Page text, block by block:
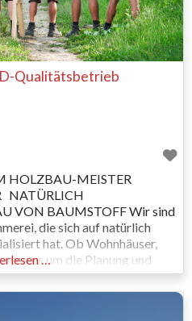
Qualitätsbetrieb
HOLZBAU-MEISTER
NATÜRLICH
VON BAUMSTOFF Wir sind
die sich auf natürlich
hat. Ob Wohnhäuser,
es um die Planung und
ist es unser vordergründiges
Wohn-, Arbeits-, und
verbinden Tradition mit
…